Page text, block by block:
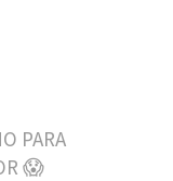
PARA
😱